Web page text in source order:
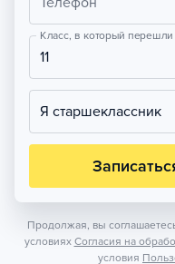
Класс, в который перешли
11
Я старшеклассник
Продолжая, вы
условиях Согласия на
условия